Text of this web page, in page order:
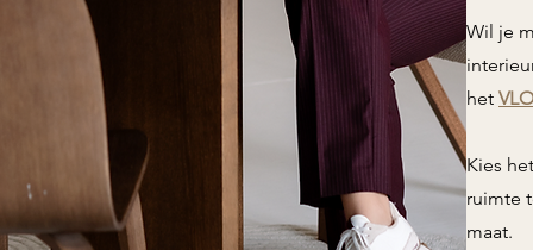
Wil je
het
Kies
ruimte
maat.